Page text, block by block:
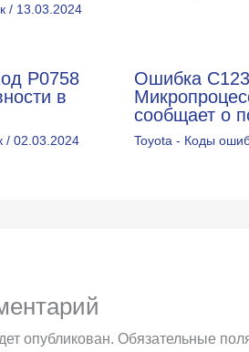
/ 13.03.2024
Р0758
в
/ 02.03.2024
Ошибка
сообщает о
Toyota - Коды
опубликован. Обязательные